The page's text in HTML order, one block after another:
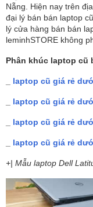
Nẵng. Hiện nay trên
đại lý bán bán laptop
lý cửa hàng bán bán
leminhSTORE không
Phân khúc laptop cũ
laptop cũ giá rẻ
laptop cũ giá rẻ
laptop cũ giá rẻ
laptop cũ giá rẻ
+| Mẫu laptop Dell